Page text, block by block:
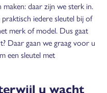
daar zijn we sterk in.
iedere sleutel bij of
merk of model. Dus gaat
Daar gaan we graag voor u
een sleutel met
u wacht